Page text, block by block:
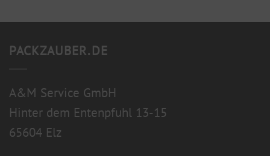
PACKZAUBER.DE
A&M Service GmbH
Hinter dem Entenpfuhl 13-15
65604 Elz